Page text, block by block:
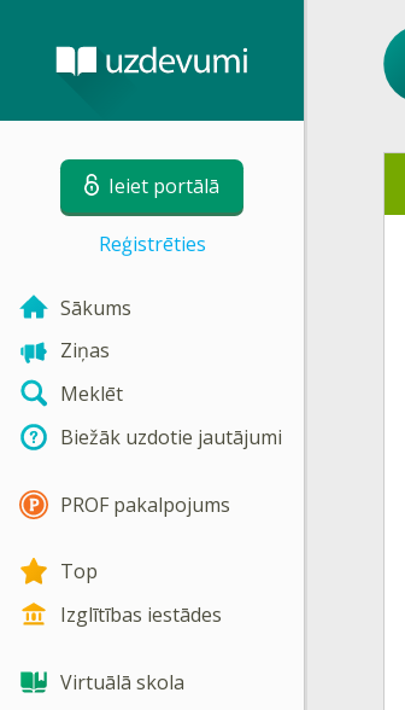
Ieiet portālā
Reģistrēties
Sākums
Ziņas
Meklēt
Biežāk uzdotie jautājumi
PROF pakalpojums
Top
Izglītības iestādes
Virtuālā skola